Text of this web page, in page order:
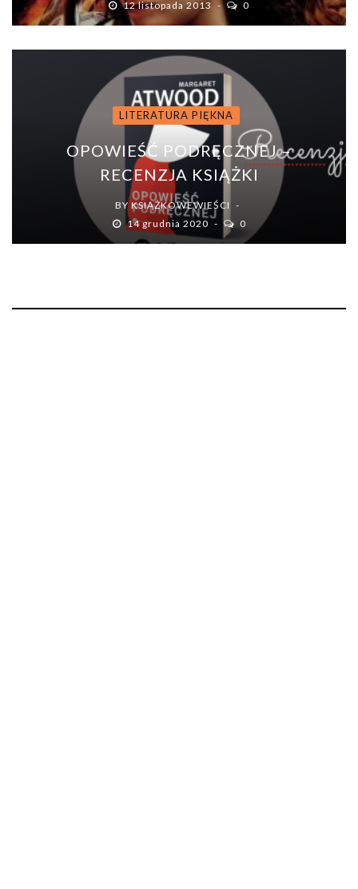
12 listopada 2013 0
LITERATURA PIĘKNA
OPOWIEŚĆ PODRĘCZNEJ –
RECENZJA KSIĄŻKI
BY KSIĄŻKOWEWIEŚCI
14 grudnia 2020
0